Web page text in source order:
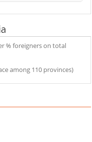
% foreigners on total
among 110 provinces)